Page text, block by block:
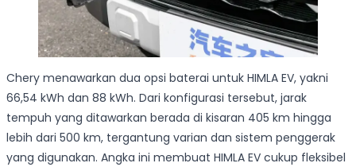
Chery menawarkan dua opsi baterai untuk HIMLA EV, yakni
66,54 kWh dan 88 kWh. Dari konfigurasi tersebut, jarak
tempuh yang ditawarkan berada di kisaran 405 km hingga
lebih dari 500 km, tergantung varian dan sistem penggerak
yang digunakan. Angka ini membuat HIMLA EV cukup fleksibel